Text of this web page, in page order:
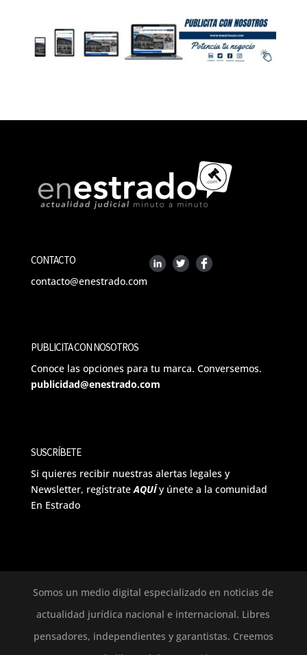
CONTACTO
contacto@enestrado.com
PUBLICITA CON NOSOTROS
Conoce las opciones para tu marca. Conversemos.
publicidad@enestrado.com
SUSCRÍBETE
Si quieres recibir nuestras alertas legales y
Newsletter, regístrateAQUÍ y únete a la comunidad
En Estrado
Somos un medio digital especializado en noticias de
actualidad jurídica nacional e internacional. Libres
pensadores, independientes y garantistas. Creemos